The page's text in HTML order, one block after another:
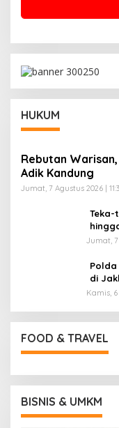
HUKUM
Rebutan
Adik Kandung
Jumat, 7 Agustus 2026 |
Teka-
Jumat, 7
di
Kamis, 6
FOOD & TRAVEL
BISNIS & UMKM